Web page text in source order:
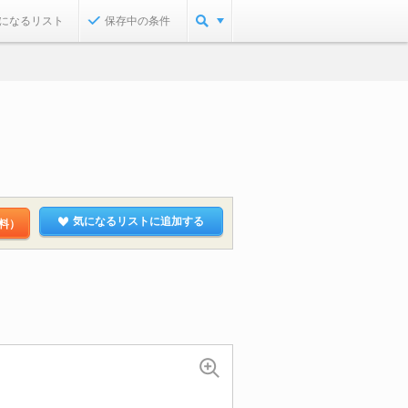
なるリスト 保存中の条件
） 気になるリストに追加する